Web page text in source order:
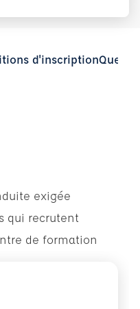
d'inscription
exigée
qui recrutent
de formation